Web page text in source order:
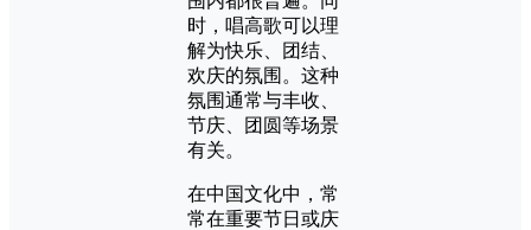
时，唱高歌可以理
解为快乐、团结、
欢庆的氛围。这种
氛围通常与丰收、
节庆、团圆等场景
有关。
在中国文化中，常
常在重要节日或庆